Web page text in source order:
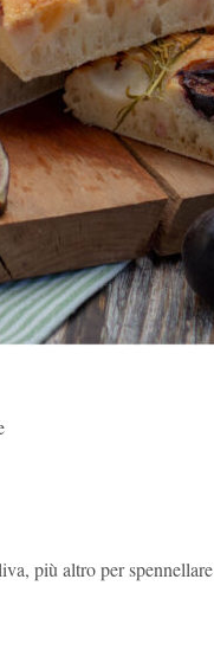
più altro per spennellare